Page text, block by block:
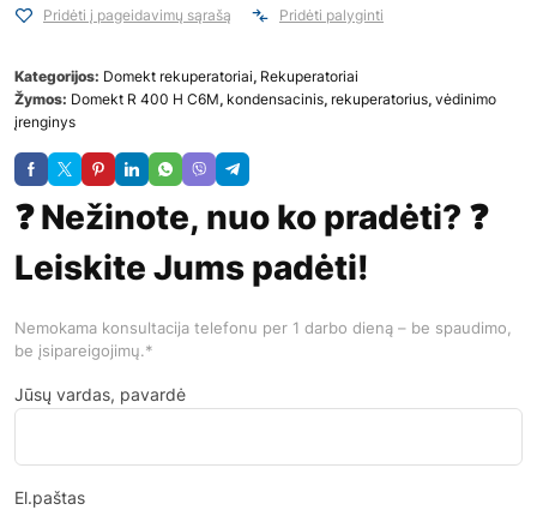
Pridėti į pageidavimų sąrašą Pridėti palyginti
Kategorijos: Domekt rekuperatoriai, Rekuperatoriai
Žymos: Domekt R 400 H C6M, kondensacinis, rekuperatorius, vėdinimo
įrenginys
❓ Nežinote, nuo ko pradėti? ❓
Leiskite Jums padėti!
Nemokama konsultacija telefonu per 1 darbo dieną – be spaudimo,
be įsipareigojimų.*
Jūsų vardas, pavardė
El.paštas